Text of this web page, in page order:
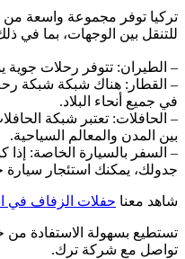
تركيا توفر مجموعة واسعة من
للتنقل بين الوجهات، بما في
– الطيران: تتوفر رحلات جوية
– القطار: هناك شبكة شبكة
في جميع أنحاء البلاد.
– الحافلات: تعتبر شبكة
بين المدن والمعالم السياحية.
– السفر بالسيارة الخاصة:
جدولك، يمكنك استئجار سيارة
شاهد معنا حفلات الزفاف في
تستطيع بسهولة الاستفادة من
تواصل مع شركة ترك.